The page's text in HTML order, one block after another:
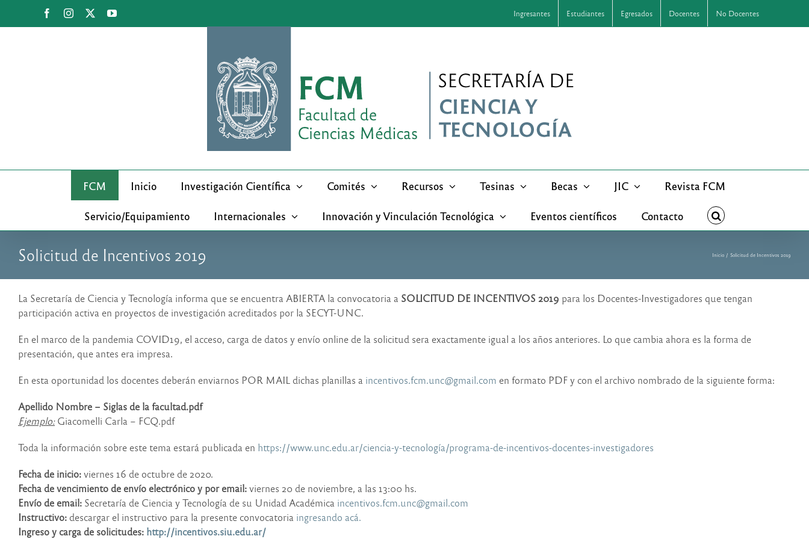
FacebookInstagram YouTube Ingresantes Estudiantes Egresados Docentes No Docentes
FCM Inicio Investigación Científica Comités Recursos Tesinas Becas JIC Revista FCM
Servicio/Equipamiento Internacionales Innovación y Vinculación Tecnológica Eventos científicos Contacto
Solicitud de Incentivos 2019 Inicio Solicitud de Incentivos 2019
La Secretaría de Ciencia y Tecnología informa que se encuentra ABIERTA la convocatoria a SOLICITUD DE INCENTIVOS 2019 para los Docentes-Investigadores que tengan
participación activa en proyectos de investigación acreditados por la SECYT-UNC.
En el marco de la pandemia COVID19, el acceso, carga de datos y envío online de la solicitud sera exactamente igual a los años anteriores. Lo que cambia ahora es la forma de
presentación, que antes era impresa.
En esta oportunidad los docentes deberán enviarnos POR MAIL dichas planillas a incentivos.fcm.unc@gmail.com en formato PDF y con el archivo nombrado de la siguiente forma:
Apellido Nombre – Siglas de la facultad.pdf
Ejemplo:Giacomelli Carla – FCQ.pdf
Toda la información sobre este tema estará publicada en https://www.unc.edu.ar/ciencia-y-tecnología/programa-de-incentivos-docentes-investigadores
Fecha de inicio:viernes 16 de octubre de 2020.
Fecha de vencimiento de envío electrónico y por email:viernes 20 de noviembre, a las 13:00 hs.
Envío de email: Secretaría de Ciencia y Tecnología de su Unidad Académica incentivos.fcm.unc@gmail.com
Instructivo: descargar el instructivo para la presente convocatoria ingresando acá.
Ingreso y carga de solicitudes: http://incentivos.siu.edu.ar/